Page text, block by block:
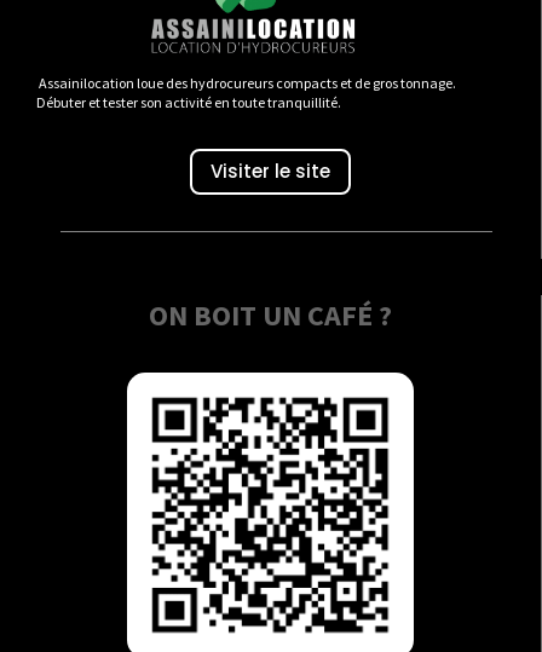
Assainilocation loue des hydrocureurs compacts et de gros tonnage.
Débuter et tester son activité en toute tranquillité.
Visiter le site
ON BOIT UN CAFÉ ?